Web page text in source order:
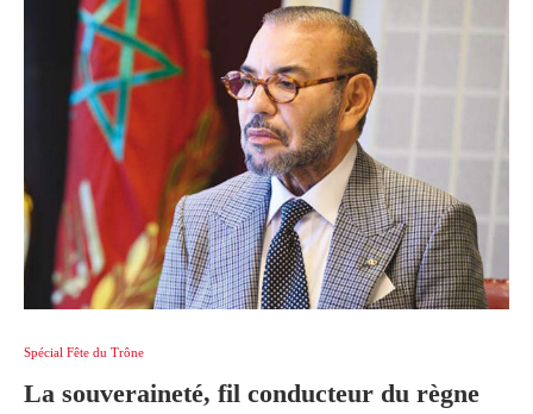
Spécial Fête du Trône
La souveraineté, fil conducteur du règne